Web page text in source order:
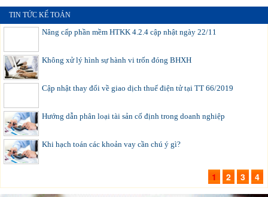
TIN TỨC KẾ TOÁN
Nâng cấp phần mềm HTKK 4.2.4 cập nhật ngày 22/11
Không xử lý hình sự hành vi trốn đóng BHXH
Cập nhật thay đổi về giao dịch thuế điện tử tại TT 66/2019
Hướng dẫn phân loại tài sản cố định trong doanh nghiệp
Khi hạch toán các khoản vay cần chú ý gì?
1 2 3 4